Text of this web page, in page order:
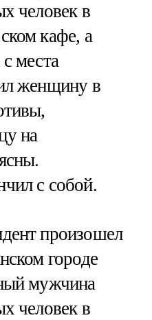
человек в
кафе, а
места
женщину в
на
с собой.
произошел
городе
мужчина
человек в